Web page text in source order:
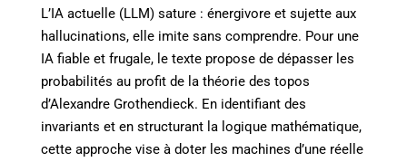
L’IA actuelle (LLM) sature : énergivore et sujette aux
hallucinations, elle imite sans comprendre. Pour une
IA fiable et frugale, le texte propose de dépasser les
probabilités au profit de la théorie des topos
d’Alexandre Grothendieck. En identifiant des
invariants et en structurant la logique mathématique,
cette approche vise à doter les machines d’une réelle